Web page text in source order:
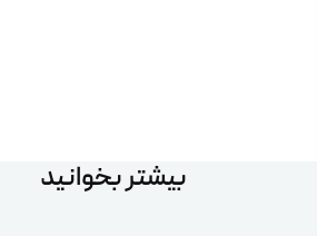
بیشتر بخوانید